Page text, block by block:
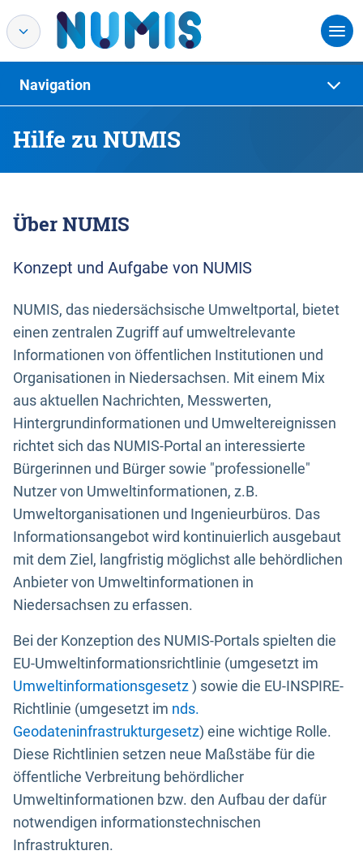
Hilfe zu NUMIS
Navigation
Über NUMIS
Konzept und Aufgabe von NUMIS
NUMIS, das niedersächsische Umweltportal, bietet
einen zentralen Zugriff auf umweltrelevante
Informationen von öffentlichen Institutionen und
Organisationen in Niedersachsen. Mit einem Mix
aus aktuellen Nachrichten, Messwerten,
Hintergrundinformationen und Umweltereignissen
richtet sich das NUMIS-Portal an interessierte
Bürgerinnen und Bürger sowie "professionelle"
Nutzer von Umweltinformationen, z.B.
Umweltorganisationen und Ingenieurbüros. Das
Informationsangebot wird kontinuierlich ausgebaut
mit dem Ziel, langfristig möglichst alle behördlichen
Anbieter von Umweltinformationen in
Niedersachsen zu erfassen.
Bei der Konzeption des NUMIS-Portals spielten die
EU-Umweltinformationsrichtlinie (umgesetzt im
Umweltinformationsgesetz) sowie die EU-INSPIRE-
Richtlinie (umgesetzt im nds.
Geodateninfrastrukturgesetz) eine wichtige Rolle.
Diese Richtlinien setzen neue Maßstäbe für die
öffentliche Verbreitung behördlicher
Umweltinformationen bzw. den Aufbau der dafür
notwendigen informationstechnischen
Infrastrukturen.